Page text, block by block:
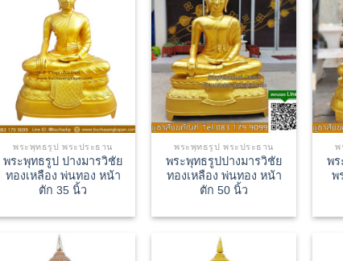
พระพุทธรูป พระประธาน
พระพุทธรูป ปางมารวิชัย
ทองเหลือง พ่นทอง หน้า
ตัก 35 นิ้ว
พระพุทธรูป พระประธาน
พระพุทธรูปปางมารวิชัย
ทองเหลือง พ่นทอง หน้า
ตัก 50 นิ้ว
พ
พร
พ